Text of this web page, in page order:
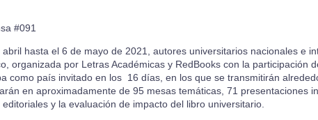
#091
abril hasta el 6 de mayo de 2021, autores universitarios nacionales e
organizada por Letras Académicas y RedBooks con la participación
como país invitado en los 16 días, en los que se transmitirán
en aproximadamente de 95 mesas temáticas, 71 presentaciones
y la evaluación de impacto del libro universitario.